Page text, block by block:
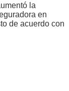
la
en
de acuerdo con